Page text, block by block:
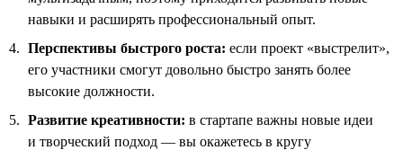
навыки и расширять профессиональный опыт.
Перспективы быстрого роста: если проект «выстрелит»,
его участники смогут довольно быстро занять более
высокие должности.
Развитие креативности: в стартапе важны новые идеи
и творческий подход — вы окажетесь в кругу